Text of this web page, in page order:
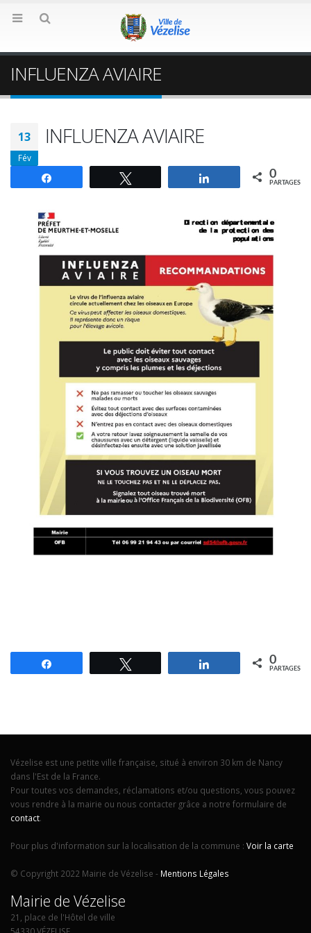
INFLUENZA AVIAIRE
13
Fév
INFLUENZA AVIAIRE
Partagez 0
PARTAGES
Partagez 0
PARTAGES
Vézelise est une petite ville française, situé à environ 30 km de Nancy
dans l'Est de la France.
Pour toutes vos demandes, réclamations et/ou questions, vous pouvez
vous rendre à la mairie ou nous contacter grâce a notre formulaire de
contact.
Pour plus d'information sur la localisation de la commune : Voir la carte
© Copyright 2022 Mairie de Vézelise - Mentions Légales
Mairie de Vézelise
21, place de l'Hôtel de ville